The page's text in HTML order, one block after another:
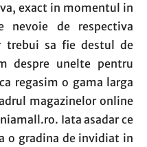
exact in momentul in
nevoie de respectiva
trebui sa fie destul de
despre unelte pentru
regasim o gama larga
magazinelor online
Iata asadar ce
o gradina de invidiat in